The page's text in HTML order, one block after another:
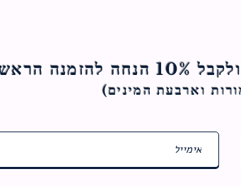
הראשונה
וארבעת המינים)